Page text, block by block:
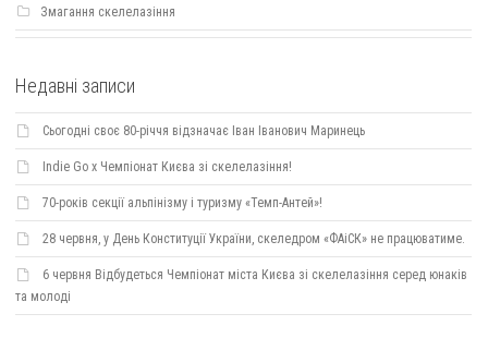
Змагання скелелазіння
Недавні записи
Сьогодні своє 80-річчя відзначає Іван Іванович Маринець
Indie Go х Чемпіонат Києва зі скелелазіння!
70-років секції альпінізму і туризму «Темп-Антей»!
28 червня, у День Конституції України, скеледром «ФАіСК» не працюватиме.
6 червня Відбудеться Чемпіонат міста Києва зі скелелазіння серед юнаків
та молоді